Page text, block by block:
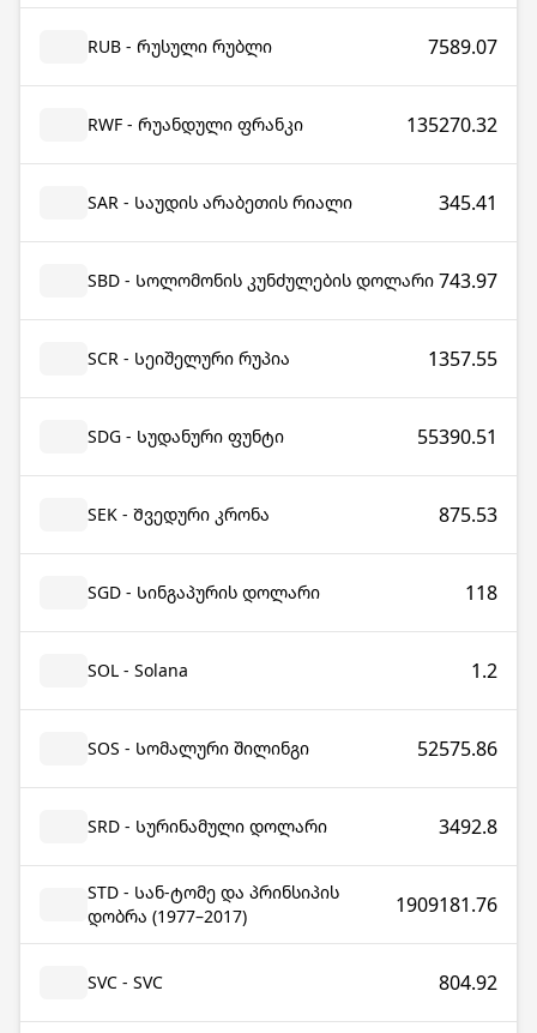
RUB - Რუსული რუბლი 7589.07
RWF - Რუანდული ფრანკი 135270.32
SAR - Საუდის არაბეთის რიალი 345.41
SBD - Სოლომონის კუნძულების დოლარი 743.97
SCR - Სეიშელური რუპია 1357.55
SDG - Სუდანური ფუნტი 55390.51
SEK - Შვედური კრონა 875.53
SGD - Სინგაპურის დოლარი 118
SOL - Solana 1.2
SOS - Სომალური შილინგი 52575.86
SRD - Სურინამული დოლარი 3492.8
STD - Სან-ტომე და პრინსიპის
დობრა (1977–2017)
1909181.76
SVC - SVC 804.92